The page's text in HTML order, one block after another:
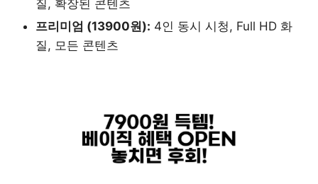
질, 확장된 콘텐츠
프리미엄 (13900원): 4인 동시 시청, Full HD 화
질, 모든 콘텐츠